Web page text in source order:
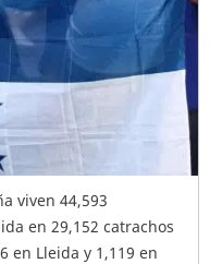
viven 44,593
en 29,152 catrachos
en Lleida y 1,119 en